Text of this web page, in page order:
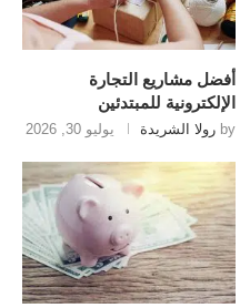
أفضل مشاريع التجارة
الإلكترونية للمبتدئين
by رولا الشريدة يوليو 30, 2026